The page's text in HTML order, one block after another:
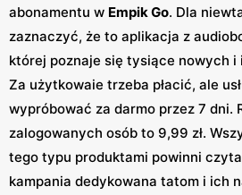
abonamentu w Empik Go. Dla
zaznaczyć, że to aplikacja z
której poznaje się tysiące nowych
Za użytkowaie trzeba płacić, ale
wypróbować za darmo przez 7 dni.
zalogowanych osób to 9,99 zł.
tego typu produktami powinni
kampania dedykowana tatom i ich